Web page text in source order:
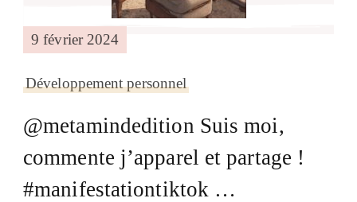
9 février 2024
Développement personnel
@metamindedition Suis moi,
commente j’apparel et partage !
#manifestationtiktok …